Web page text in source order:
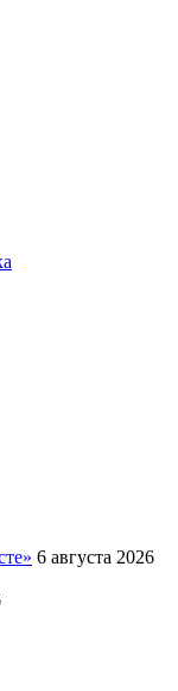
6 августа 2026